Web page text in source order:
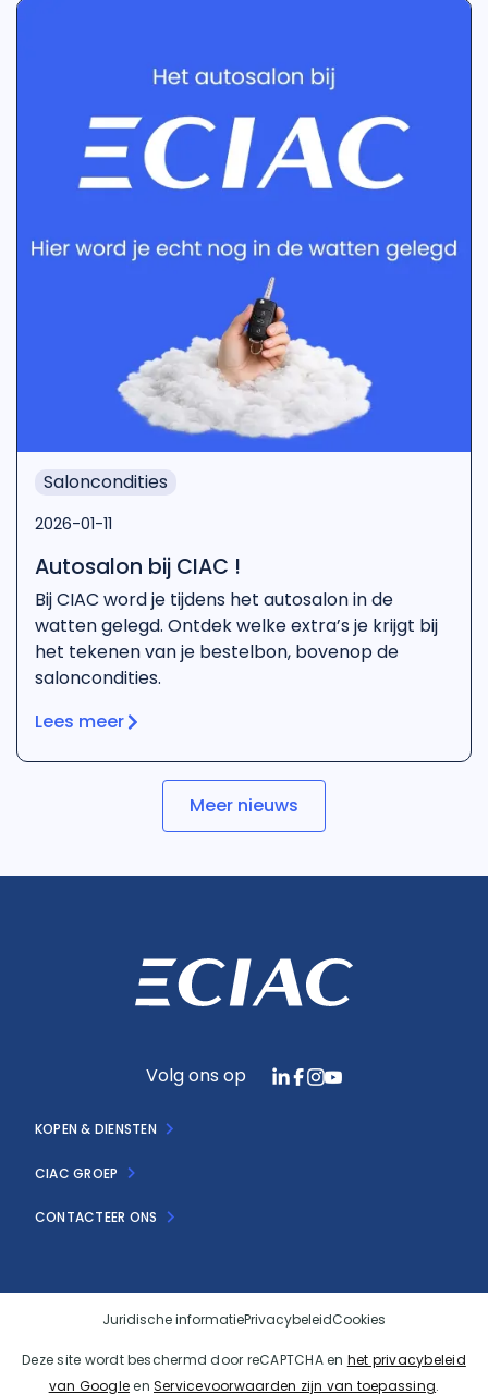
Saloncondities
2026-01-11
Autosalon bij CIAC !
Bij CIAC word je tijdens het autosalon in de
watten gelegd. Ontdek welke extra’s je krijgt bij
het tekenen van je bestelbon, bovenop de
saloncondities.
Lees meer
Meer nieuws
Volg ons op
KOPEN & DIENSTEN
CIAC GROEP
CONTACTEER ONS
Juridische informatiePrivacybeleidCookies
Deze site wordt beschermd door reCAPTCHA en het privacybeleid
van Googleen Servicevoorwaarden zijn van toepassing.